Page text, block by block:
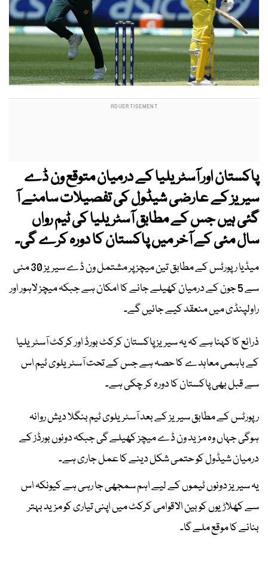
پاکستان اور آسٹریلیا کے درمیان متوقع ون ڈے
سیریز کے عارضی شیڈول کی تفصیلات سامنے آ
گئی ہیں جس کے مطابق آسٹریلیا کی ٹیم رواں
سال مئی کے آخر میں پاکستان کا دورہ کرے گی۔
میڈیا رپورٹس کے مطابق تین میچز پر مشتمل ون ڈے سیریز 30 مئی
سے 5 جون کے درمیان کھیلے جانے کا امکان ہے جبکہ میچز لاہور اور
راولپنڈی میں منعقد کیے جائیں گے۔
ذرائع کا کہنا ہے کہ یہ سیریز پاکستان کرکٹ بورڈ اور کرکٹ آسٹریلیا
کے باہمی معاہدے کا حصہ ہے جس کے تحت آسٹریلوی ٹیم اس
سے قبل بھی پاکستان کا دورہ کر چکی ہے۔
رپورٹس کے مطابق سیریز کے بعد آسٹریلوی ٹیم بنگلا دیش روانہ
ہوگی جہاں وہ مزید ون ڈے میچز کھیلے گی جبکہ دونوں بورڈز کے
درمیان شیڈول کو حتمی شکل دینے کا عمل جاری ہے۔
یہ سیریز دونوں ٹیموں کے لیے اہم سمجھی جا رہی ہے کیونکہ اس
سے کھلاڑیوں کو بین الاقوامی کرکٹ میں اپنی تیاری کو مزید بہتر
بنانے کا موقع ملے گا۔